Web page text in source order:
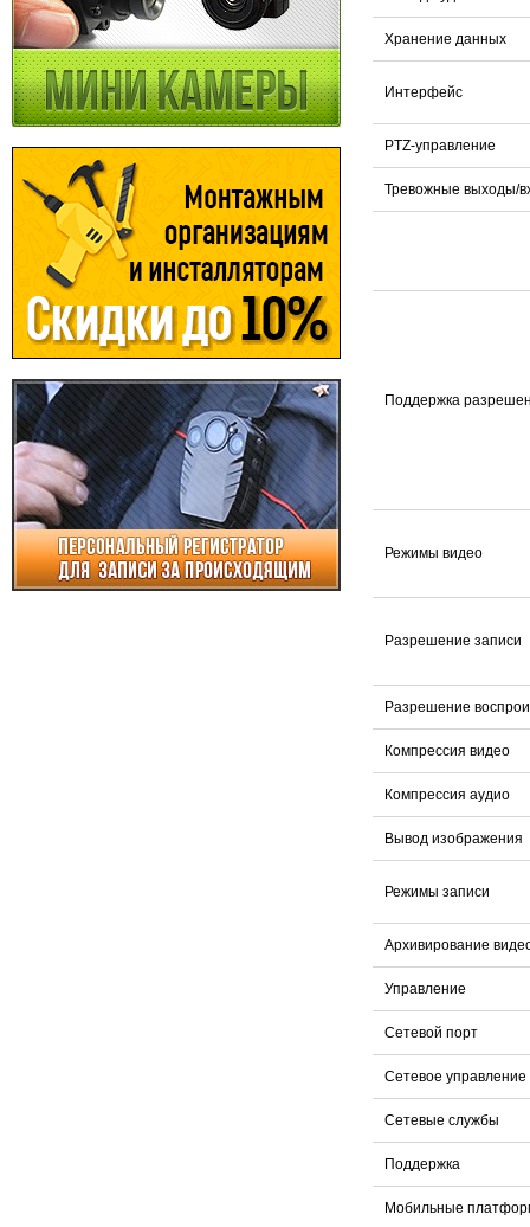
Хранение данных
Интерфейс
PTZ-управление
Тревожные выходы/
Поддержка
Режимы видео
Разрешение записи
Разрешение
Компрессия видео
Компрессия аудио
Вывод изображения
Режимы записи
Архивирование
Управление
Сетевой порт
Сетевое управление
Сетевые службы
Поддержка
Мобильные